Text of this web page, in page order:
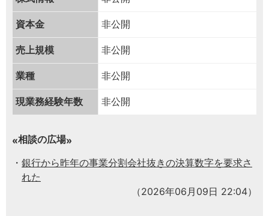
資本金 非公開
売上規模 非公開
業種 非公開
現業務経験年数 非公開
相談の広場
銀行から昨年の事業分割会社抜きの決算数字を要求さ
れた
（2026年06月09日 22:04）